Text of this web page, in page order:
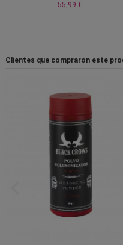
55,99 €
Clientes que compraron este